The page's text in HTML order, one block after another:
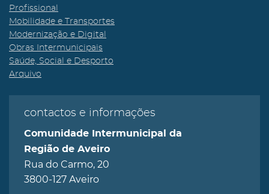
Profissional
Mobilidade e Transportes
Modernização e Digital
Obras Intermunicipais
Saúde, Social e Desporto
Arquivo
contactos e informações
Comunidade Intermunicipal da
Região de Aveiro
Rua do Carmo, 20
3800-127 Aveiro